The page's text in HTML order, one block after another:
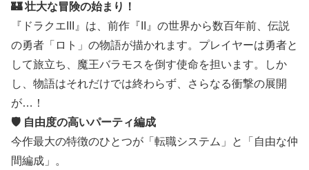
🏰 壮大な冒険の始まり！
『ドラクエIII』は、前作『II』の世界から数百年前、伝説
の勇者「ロト」の物語が描かれます。プレイヤーは勇者と
して旅立ち、魔王バラモスを倒す使命を担います。しか
し、物語はそれだけでは終わらず、さらなる衝撃の展開
が…！
🛡 自由度の高いパーティ編成
今作最大の特徴のひとつが「転職システム」と「自由な仲
間編成」。